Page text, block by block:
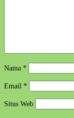
Nama *
Email *
Situs Web